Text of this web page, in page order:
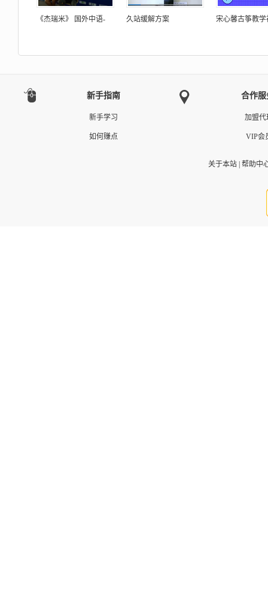
《杰瑞米》 国外中语- 久站缓解方案 宋心馨古筝教学
新手指南
新手学习
如何赚点
合作服
加盟代
VIP会
关于本站| 帮助中